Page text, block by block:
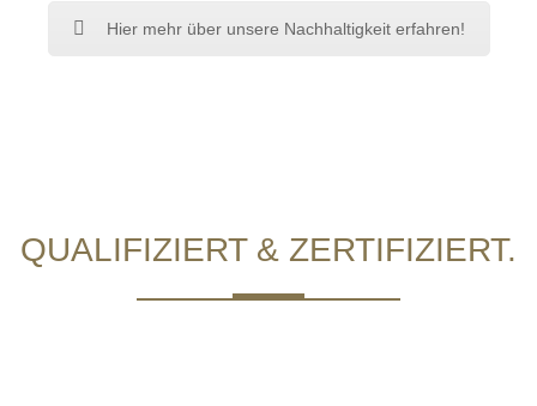
Hier mehr über unsere Nachhaltigkeit erfahren!
QUALIFIZIERT & ZERTIFIZIERT.